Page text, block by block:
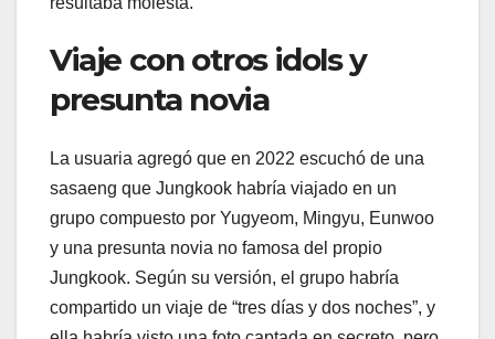
Viaje con otros idols y
presunta novia
La usuaria agregó que en 2022 escuchó de una
sasaeng que Jungkook habría viajado en un
grupo compuesto por Yugyeom, Mingyu, Eunwoo
y una presunta novia no famosa del propio
Jungkook. Según su versión, el grupo habría
compartido un viaje de “tres días y dos noches”, y